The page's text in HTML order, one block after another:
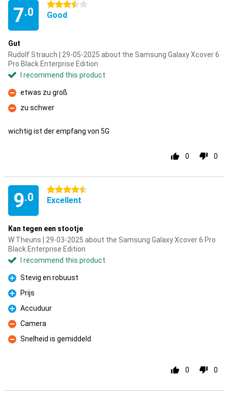
7.0
3.5 stars
Good
Gut
Rudolf Strauch | 29-05-2025 about the Samsung Galaxy Xcover 6
Pro Black Enterprise Edition
I recommend this product
Con
etwas zu groß
Con
zu schwer
wichtig ist der empfang von 5G
0 0
9.0
4.5 stars
Excellent
Kan tegen een stootje
W Theuns | 29-03-2025 about the Samsung Galaxy Xcover 6 Pro
Black Enterprise Edition
I recommend this product
Pro
Stevig en robuust
Pro
Prijs
Pro
Accuduur
Con
Camera
Con
Snelheid is gemiddeld
0 0